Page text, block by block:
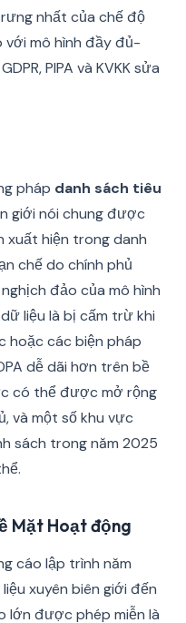
nhất của chế độ
với mô hình đầy đủ-
PIPA và KVKK sửa
pháp danh sách tiêu
giới nói chung được
xuất hiện trong danh
chế do chính phủ
đảo của mô hình
liệu là bị cấm trừ khi
các biện pháp
dễ dãi hơn trên bề
có thể được mở rộng
và một số khu vực
sách trong năm 2025
Mặt Hoạt động
cáo lập trình năm
xuyên biên giới đến
lớn được phép miễn là